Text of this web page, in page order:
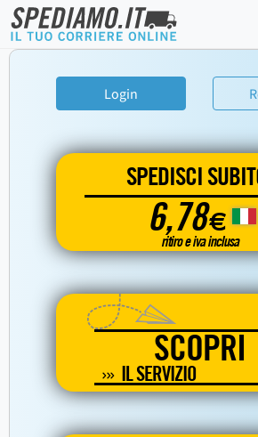
Login
SPEDISCI
6,78€
ritiro e iva inclusa
SCOPRI
IL SERVIZIO